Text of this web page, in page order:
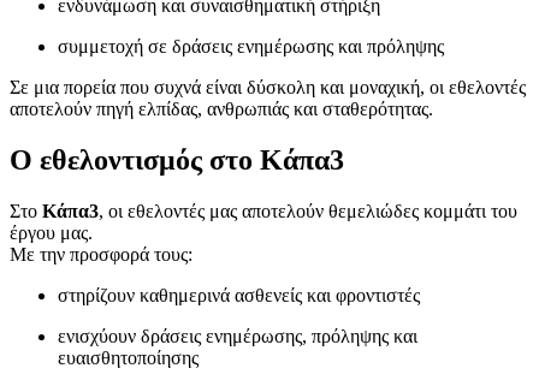
ενδυνάμωση και συναισθηματική στήριξη
συμμετοχή σε δράσεις ενημέρωσης και πρόληψης
Σε μια πορεία που συχνά είναι δύσκολη και μοναχική, οι εθελοντές
αποτελούν πηγή ελπίδας, ανθρωπιάς και σταθερότητας.
Ο εθελοντισμός στο Κάπα3
Στο Κάπα3, οι εθελοντές μας αποτελούν θεμελιώδες κομμάτι του
έργου μας.
Με την προσφορά τους:
στηρίζουν καθημερινά ασθενείς και φροντιστές
ενισχύουν δράσεις ενημέρωσης, πρόληψης και
ευαισθητοποίησης